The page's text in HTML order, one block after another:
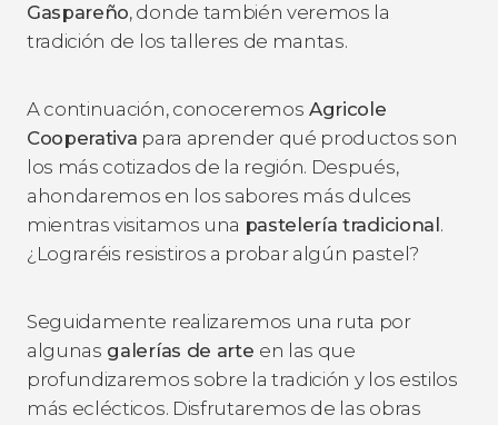
Gaspareño, donde también veremos la
tradición de los talleres de mantas.
A continuación, conoceremos Agricole
Cooperativa para aprender qué productos son
los más cotizados de la región. Después,
ahondaremos en los sabores más dulces
mientras visitamos una pastelería tradicional .
¿Lograréis resistiros a probar algún pastel?
Seguidamente realizaremos una ruta por
algunas galerías de arte en las que
profundizaremos sobre la tradición y los estilos
más eclécticos. Disfrutaremos de las obras